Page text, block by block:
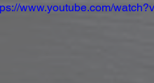
www.youtube.com/